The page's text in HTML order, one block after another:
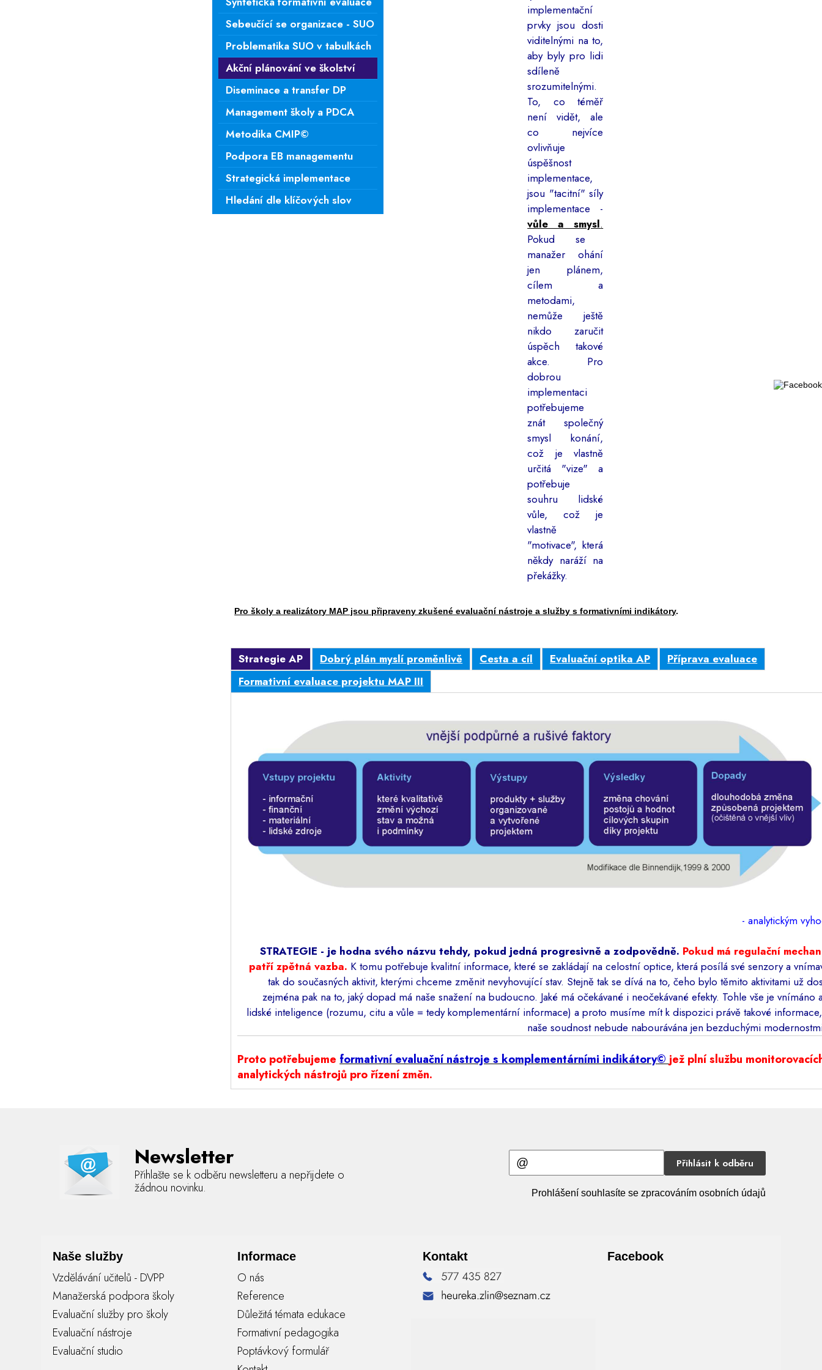
implementační
prvky jsou dosti
viditelnými na to,
aby byly pro lidi
sdíleně
srozumitelnými.
To, co téměř
není vidět, ale
co nejvíce
ovlivňuje
úspěšnost
implementace,
jsou "tacitní" síly
implementace -
vůle a smysl.
Pokud se
manažer ohání
jen plánem,
cílem a
metodami,
nemůže ještě
nikdo zaručit
úspěch takové
akce. Pro
dobrou
implementaci
potřebujeme
znát společný
smysl konání,
což je vlastně
určitá "vize" a
potřebuje
souhru lidské
vůle, což je
vlastně
"motivace", která
někdy naráží na
překážky.
Pro školy a realizátory MAP jsou připraveny zkušené evaluační nástroje a služby s formativními indikátory.
Strategie AP Dobrý plán myslí proměnlivě Cesta a cíl Evaluační optika AP
Příprava evaluace
Formativní evaluace projektu MAP III
- analytickým
STRATEGIE - je hodna svého názvu tehdy, pokud jedná progresivně a zodpovědně. Pokud má regulační
patří zpětná vazba. K tomu potřebuje kvalitní informace, které se zakládají na celostní optice, která posílá své senzory a
tak do současných aktivit, kterými chceme změnit nevyhovující stav. Stejně tak se dívá na to, čeho bylo těmito aktivitami už
zejména pak na to, jaký dopad má naše snažení na budoucno. Jaké má očekávané i neočekávané efekty. Tohle vše je
lidské inteligence (rozumu, citu a vůle = tedy komplementární informace) a proto musíme mít k dispozici právě takové
naše soudnost nebude nabourávánajen bezduchými
Proto potřebujeme formativní evaluační nástroje s komplementárními indikátory© jež plní službu
analytických nástrojů pro řízení změn.
Sebeučící se organizace - SUO
Problematika SUO v tabulkách
Akční plánování ve školství
Diseminace a transfer DP
Management školy a PDCA
Metodika CMIP©
Podpora EB managementu
Strategická implementace
Hledání dle klíčových slov
Newsletter
Přihlašte se k odběru newsletteru a nepřijdete o
žádnou novinku.
Přihlásit k odběru
Prohlášení souhlasíte se zpracováním osobních údajů
Naše služby
Vzdělávání učitelů - DVPP
Manažerská podpora školy
Evaluační služby pro školy
Evaluační nástroje
Evaluační studio
Informace
O nás
Reference
Důležitá témata edukace
Formativní pedagogika
Poptávkový formulář
Kontakt Facebook